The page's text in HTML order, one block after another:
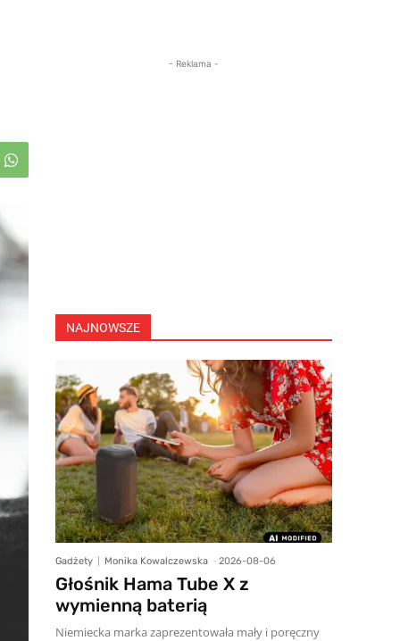
- Reklama -
NAJNOWSZE
Gadżety Monika Kowalczewska - 2026-08-06
Głośnik Hama Tube X z
wymienną baterią
Niemiecka marka zaprezentowała mały i poręczny